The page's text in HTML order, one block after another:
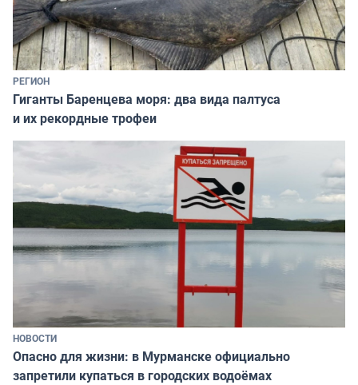
РЕГИОН
Гиганты Баренцева моря: два вида палтуса
и их рекордные трофеи
НОВОСТИ
Опасно для жизни: в Мурманске официально
запретили купаться в городских водоёмах